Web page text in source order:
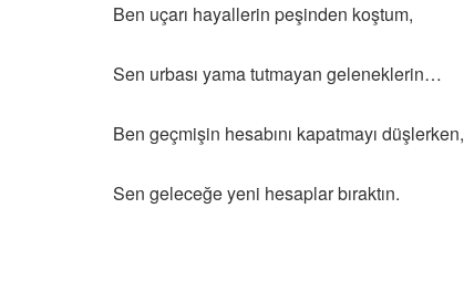
Ben uçarı hayallerin peşinden koştum,
Sen urbası yama tutmayan geleneklerin…
Ben geçmişin hesabını kapatmayı düşlerken,
Sen geleceğe yeni hesaplar bıraktın.